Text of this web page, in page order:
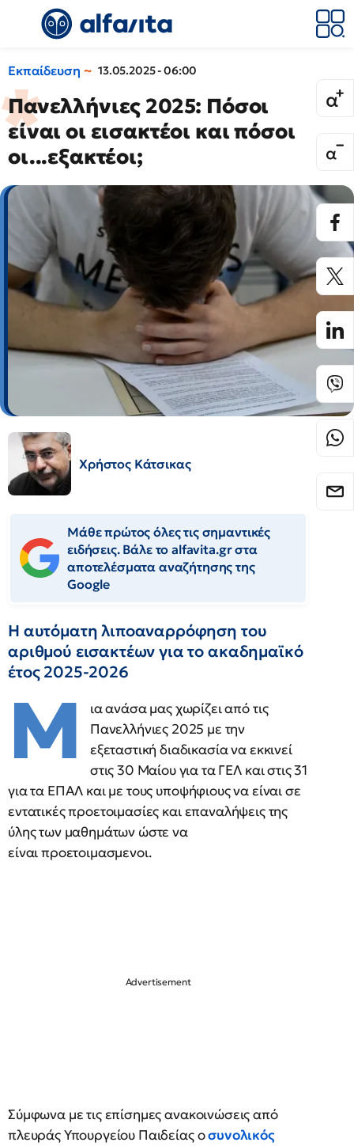
Εκπαίδευση 13.05.2025 - 06:00
Πανελλήνιες 2025: Πόσοι
είναι οι εισακτέοι και πόσοι
οι...εξακτέοι;
Χρήστος Κάτσικας
Μάθε πρώτος όλες τις σημαντικές
ειδήσεις. Βάλε το alfavita.gr στα
αποτελέσματα αναζήτησης της
Google
Η αυτόματη λιποαναρρόφηση του
αριθμού εισακτέων για το ακαδημαϊκό
έτος 2025-2026
Μ
ια ανάσα μας χωρίζει από τις
Πανελλήνιες 2025 με την
εξεταστική διαδικασία να εκκινεί
στις 30 Μαίου για τα ΓΕΛ και στις 31
για τα ΕΠΑΛ και με τους υποψήφιους να είναι σε
εντατικές προετοιμασίες και επαναλήψεις της
ύλης των μαθημάτων ώστε να
είναι προετοιμασμενοι.
Σύμφωνα με τις επίσημες ανακοινώσεις από
πλευράς Υπουργείου Παιδείας οσυνολικός